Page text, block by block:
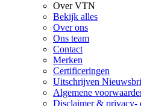
Over VTN
Bekijk alles
Over ons
Ons team
Contact
Merken
Certificeringen
Uitschrijven
Algemene
Disclaimer & privacy-